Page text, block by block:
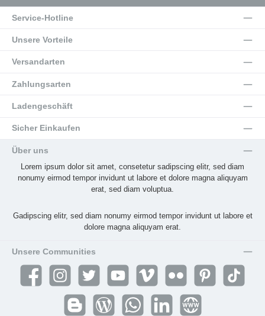
Service-Hotline
Unsere Vorteile
Versandarten
Zahlungsarten
Ladengeschäft
Sicher Einkaufen
Über uns
Lorem ipsum dolor sit amet, consetetur sadipscing elitr, sed diam
nonumy eirmod tempor invidunt ut labore et dolore magna aliquyam
erat, sed diam voluptua.
Gadipscing elitr, sed diam nonumy eirmod tempor invidunt ut labore et
dolore magna aliquyam erat.
Unsere Communities
Facebook Instagram Twitter YouTube Vimeo Flickr Pinterest TikTok
Blogger Blog WhatsApp Website